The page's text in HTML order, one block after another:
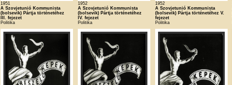
1951
A Szovjetunió Kommunista
(bolsevik) Pártja történetéhez
III. fejezet
Politika
1952
A Szovjetunió Kommunista
(bolsevik) Pártja történetéhez
IV. fejezet
Politika
1952
A Szovjetunió Kommunista
(bolsevik) Pártja történetéhez V.
fejezet
Politika